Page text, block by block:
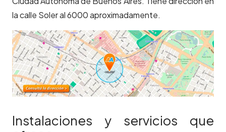
la calle Soler al 6000 aproximadamente.
Instalaciones y servicios que